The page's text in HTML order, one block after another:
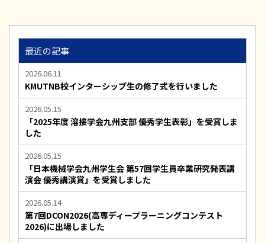
最近の記事
2026.06.11
KMUTNB校インターシップ生の修了式を行いました
2026.05.15
「2025年度 溶接学会九州支部 優秀学生表彰」を受賞しま
した
2026.05.15
「日本機械学会九州学生会 第57回学生員卒業研究発表講
演会 優秀講演賞」を受賞しました
2026.05.14
第7回DCON2026(高専ディープラーニングコンテスト
2026)に出場しました